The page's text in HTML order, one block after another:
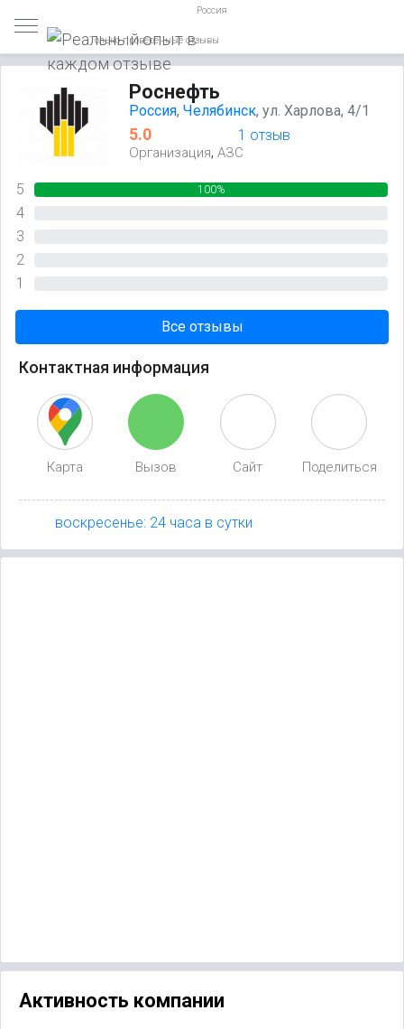
Россия
Только проверенные отзывы
Роснефть
Россия, Челябинск, ул. Харлова, 4/1
5.0 1 отзыв
Организация, АЗС
5 100%
4
3
2
1
Все отзывы
Контактная информация
Карта Вызов Сайт Поделиться
воскресенье: 24 часа в сутки
Активность компании